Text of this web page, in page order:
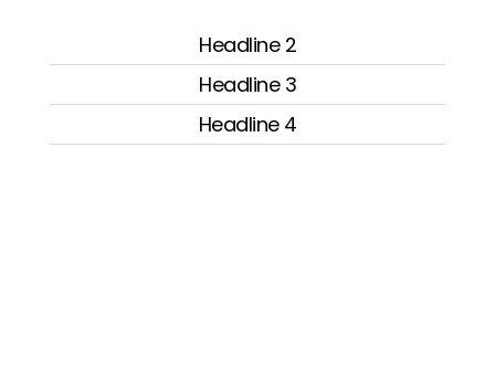
Headline 2
Headline 3
Headline 4